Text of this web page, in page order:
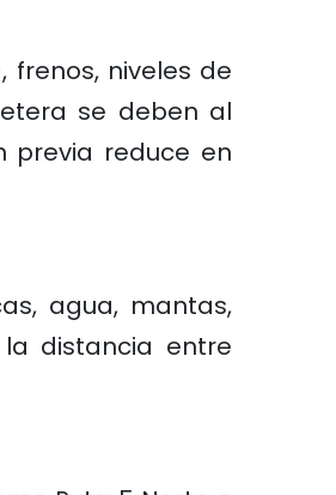
niveles de
se deben al
previa reduce en
agua, mantas,
distancia entre